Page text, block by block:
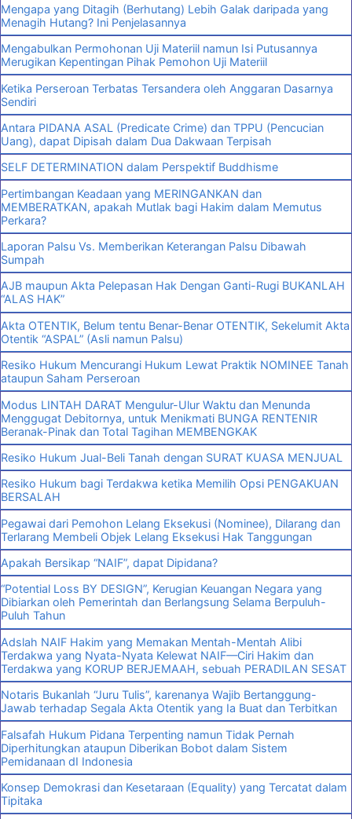
Mengapa yang Ditagih (Berhutang) Lebih Galak daripada yang
Menagih Hutang? Ini Penjelasannya
Mengabulkan Permohonan Uji Materiil namun Isi Putusannya
Merugikan Kepentingan Pihak Pemohon Uji Materiil
Ketika Perseroan Terbatas Tersandera oleh Anggaran Dasarnya
Sendiri
Antara PIDANA ASAL (Predicate Crime) dan TPPU (Pencucian
Uang), dapat Dipisah dalam Dua Dakwaan Terpisah
SELF DETERMINATION dalam Perspektif Buddhisme
Pertimbangan Keadaan yang MERINGANKAN dan
MEMBERATKAN, apakah Mutlak bagi Hakim dalam Memutus
Perkara?
Laporan Palsu Vs. Memberikan Keterangan Palsu Dibawah
Sumpah
AJB maupun Akta Pelepasan Hak Dengan Ganti-Rugi BUKANLAH
“ALAS HAK”
Akta OTENTIK, Belum tentu Benar-Benar OTENTIK, Sekelumit Akta
Otentik “ASPAL” (Asli namun Palsu)
Resiko Hukum Mencurangi Hukum Lewat Praktik NOMINEE Tanah
ataupun Saham Perseroan
Modus LINTAH DARAT Mengulur-Ulur Waktu dan Menunda
Menggugat Debitornya, untuk Menikmati BUNGA RENTENIR
Beranak-Pinak dan Total Tagihan MEMBENGKAK
Resiko Hukum Jual-Beli Tanah dengan SURAT KUASA MENJUAL
Resiko Hukum bagi Terdakwa ketika Memilih Opsi PENGAKUAN
BERSALAH
Pegawai dari Pemohon Lelang Eksekusi (Nominee), Dilarang dan
Terlarang Membeli Objek Lelang Eksekusi Hak Tanggungan
Apakah Bersikap “NAIF”, dapat Dipidana?
“Potential Loss BY DESIGN”, Kerugian Keuangan Negara yang
Dibiarkan oleh Pemerintah dan Berlangsung Selama Berpuluh-
Puluh Tahun
Adslah NAIF Hakim yang Memakan Mentah-Mentah Alibi
Terdakwa yang Nyata-Nyata Kelewat NAIF—Ciri Hakim dan
Terdakwa yang KORUP BERJEMAAH, sebuah PERADILAN SESAT
Notaris Bukanlah “Juru Tulis”, karenanya Wajib Bertanggung-
Jawab terhadap Segala Akta Otentik yang Ia Buat dan Terbitkan
Falsafah Hukum Pidana Terpenting namun Tidak Pernah
Diperhitungkan ataupun Diberikan Bobot dalam Sistem
Pemidanaan dI Indonesia
Konsep Demokrasi dan Kesetaraan (Equality) yang Tercatat dalam
Tipitaka